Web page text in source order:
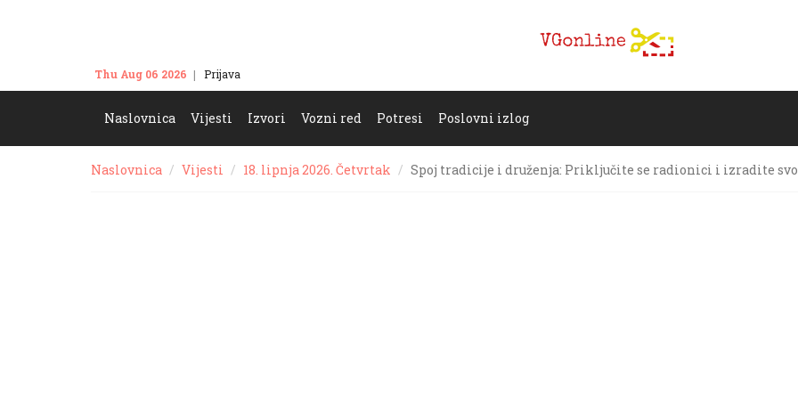
Thu Aug 06 2026 Prijava
Naslovnica Vijesti Izvori Vozni red Potresi Poslovni izlog
Naslovnica Vijesti 18. lipnja 2026. Četvrtak Spoj tradicije i druženja: Priključite se radionici i izradite